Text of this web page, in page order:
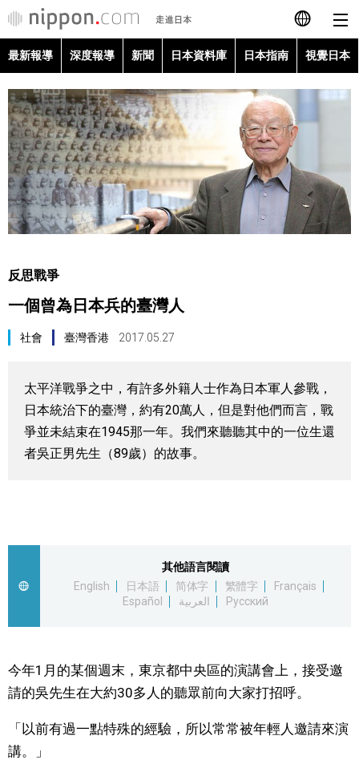
日本語
English
简体字
Français
Español
最新報導
深度報導
日本指南
視覺日本
臺灣香港
財經
文化
最新報導 深度報導 新聞 日本資料庫 日本指南 視覺日本
反思戰爭
一個曾為日本兵的臺灣人
社會 臺灣香港 2017.05.27
太平洋戰爭之中，有許多外籍人士作為日本軍人參戰，
日本統治下的臺灣，約有20萬人，但是對他們而言，戰
爭並未結束在1945那一年。我們來聽聽其中的一位生還
者吳正男先生（89歲）的故事。
其他語言閱讀
English
日本語 简体字 繁體字
Français
Español
العربية Русский
今年1月的某個週末，東京都中央區的演講會上，接受邀
請的吳先生在大約30多人的聽眾前向大家打招呼。
「以前有過一點特殊的經驗，所以常常被年輕人邀請來演
講。」